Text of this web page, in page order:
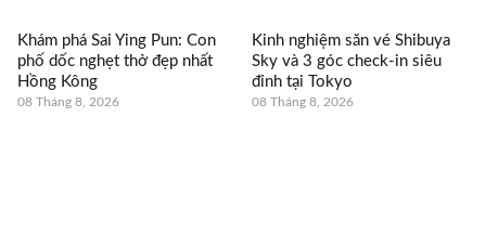
Khám phá Sai Ying Pun: Con
phố dốc nghẹt thở đẹp nhất
Hồng Kông
08 Tháng 8, 2026
Kinh nghiệm săn vé Shibuya
Sky và 3 góc check-in siêu
đỉnh tại Tokyo
08 Tháng 8, 2026